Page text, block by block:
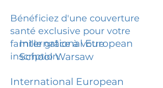
Bénéficiez d'une couverture
santé exclusive pour votre
famille grâce à votre
inscription.
International European
School Warsaw
International European